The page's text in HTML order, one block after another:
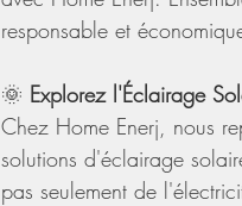
responsable et
🌞 Explorez l'Éclairage
Chez Home Enerj, nous
solutions d'éclairage
pas seulement de